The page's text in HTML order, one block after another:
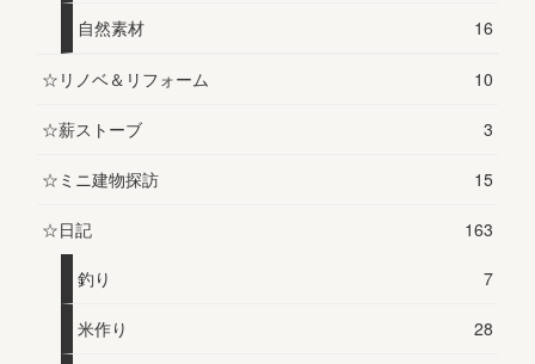
自然素材 16
☆リノベ＆リフォーム 10
☆薪ストーブ 3
☆ミニ建物探訪 15
☆日記 163
釣り 7
米作り 28